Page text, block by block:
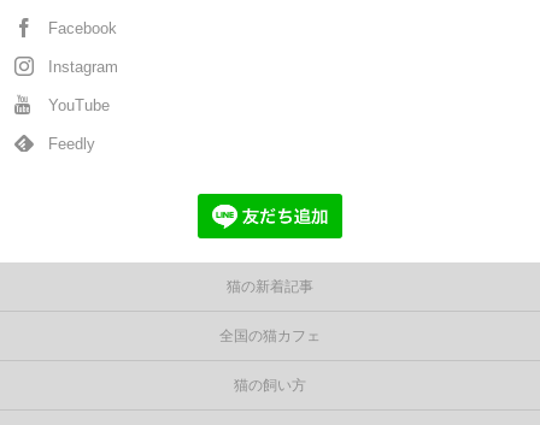
Facebook
Instagram
YouTube
Feedly
猫の新着記事
全国の猫カフェ
猫の飼い方